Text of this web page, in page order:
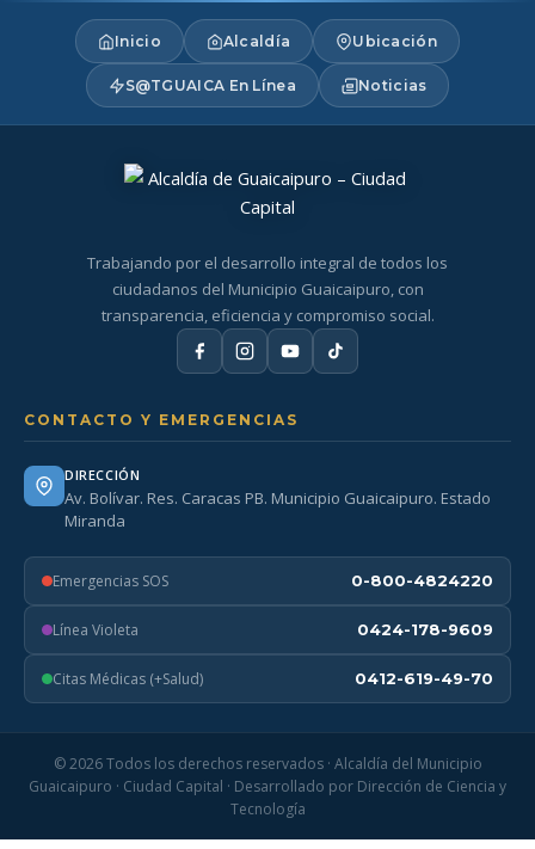
Inicio Alcaldía Ubicación
S@TGUAICA En Línea Noticias
Trabajando por el desarrollo integral de todos los
ciudadanos del Municipio Guaicaipuro, con
transparencia, eficiencia y compromiso social.
CONTACTO Y EMERGENCIAS
DIRECCIÓN
Av. Bolívar. Res. Caracas PB. Municipio Guaicaipuro. Estado
Miranda
Emergencias SOS 0-800-4824220
Línea Violeta 0424-178-9609
Citas Médicas (+Salud) 0412-619-49-70
© 2026 Todos los derechos reservados · Alcaldía del Municipio
Guaicaipuro · Ciudad Capital · Desarrollado por Dirección de Ciencia y
Tecnología